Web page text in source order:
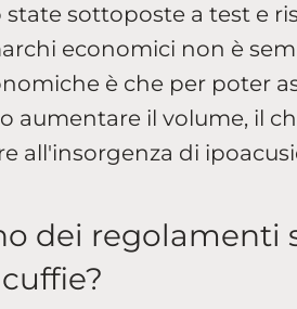
state sottoposte a test e
economici non è
è che per poter
aumentare il volume, il
all'insorgenza di
dei regolamenti